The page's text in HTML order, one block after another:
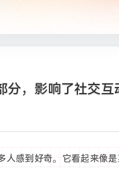
，影响了社交
感到好奇。它看起来像